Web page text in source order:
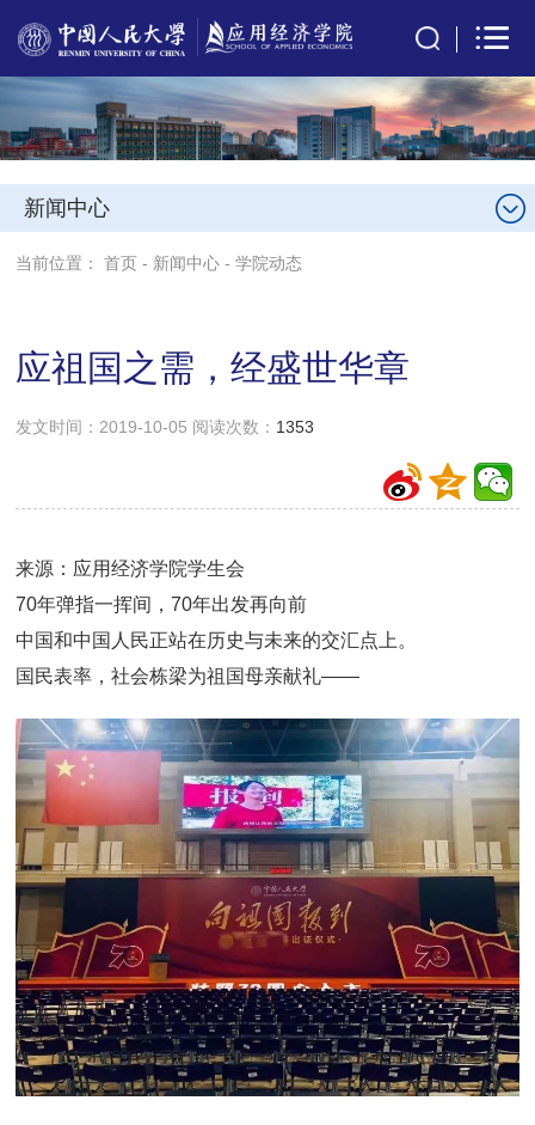
新闻中心
当前位置：首页 - 新闻中心 -学院动态
应祖国之需，经盛世华章
发文时间：2019-10-05 阅读次数： 1353
来源：应用经济学院学生会
70年弹指一挥间，70年出发再向前
中国和中国人民正站在历史与未来的交汇点上。
国民表率，社会栋梁为祖国母亲献礼——